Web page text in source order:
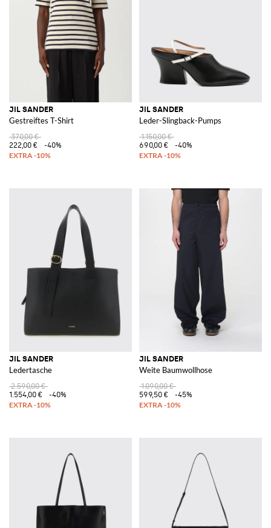
JIL SANDER
Gestreiftes T-Shirt
370,00 €
222,00 €
-40%
JIL SANDER
Leder-Slingback-Pumps
1.150,00 €
690,00 €
-40%
JIL SANDER
Ledertasche
2.590,00 €
1.554,00 €
-40%
JIL SANDER
Weite Baumwollhose
1.090,00 €
599,50 €
-45%